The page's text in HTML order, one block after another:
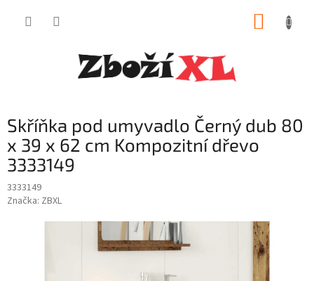
Skříňka pod umyvadlo Černý dub 80
x 39 x 62 cm Kompozitní dřevo
3333149
3333149
Značka: ZBXL